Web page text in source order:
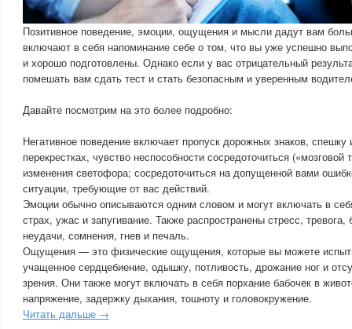
Позитивное поведение, эмоции, ощущения и мысли дадут вам
включают в себя напоминание себе о том, что вы уже успешно
и хорошо подготовлены. Однако если у вас отрицательный
помешать вам сдать тест и стать безопасным и уверенным
Давайте посмотрим на это более подробно:
Негативное поведение включает пропуск дорожных знаков,
перекрестках, чувство неспособности сосредоточиться
изменения светофора; сосредоточиться на допущенной вами
ситуации, требующие от вас действий.
Эмоции обычно описываются одним словом и могут включать в
страх, ужас и запугивание. Также распространены стресс, тревога,
неудачи, сомнения, гнев и печаль.
Ощущения — это физические ощущения, которые вы можете
учащенное сердцебиение, одышку, потливость, дрожание ног и
зрения. Они также могут включать в себя порхание бабочек в
напряжение, задержку дыхания, тошноту и головокружение.
Читать дальше →